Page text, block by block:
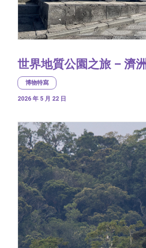
世界地質公園之旅 – 濟洲
博物特寫
2026 年 5 月 22 日